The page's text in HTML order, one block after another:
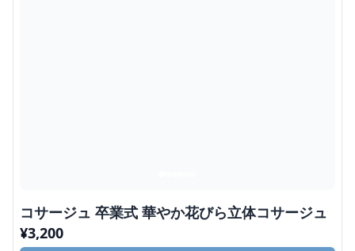
コサージュ 卒業式 華やか花びら立体コサージュ
¥3,200